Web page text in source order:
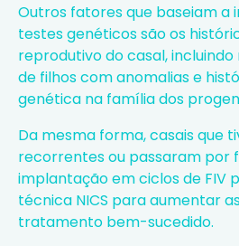
Outros fatores que baseiam a
testes genéticos são os
reprodutivo do casal,
de filhos com anomalias e
genética na família dos
Da mesma forma, casais que
recorrentes ou passaram por
implantação em ciclos de FIV
técnica NICS para aumentar
tratamento bem-sucedido.